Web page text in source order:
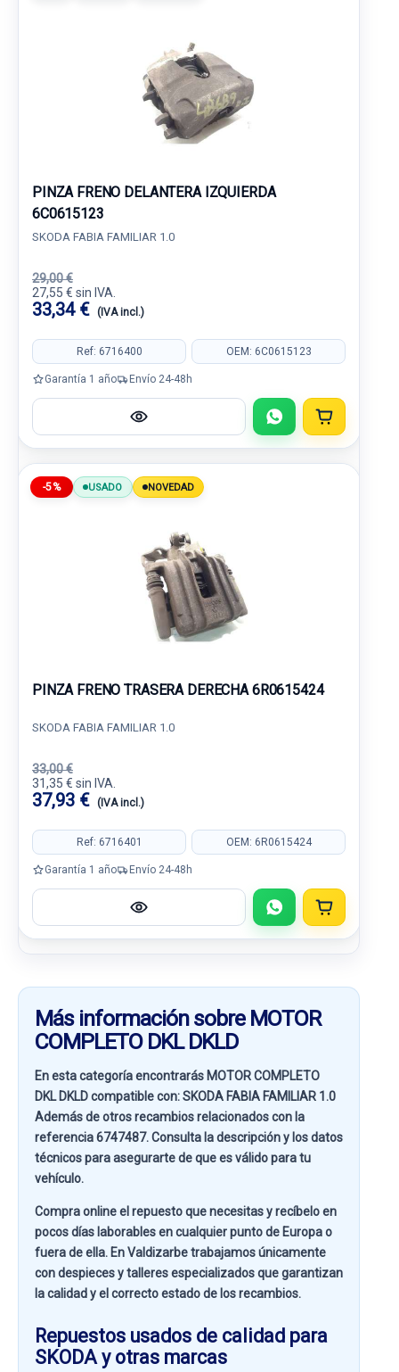
PINZA FRENO DELANTERA IZQUIERDA
6C0615123
SKODA FABIA FAMILIAR 1.0
29,00 €
27,55 € sin IVA.
33,34 € (IVA incl.)
Ref: 6716400 OEM: 6C0615123
Garantía 1 año Envío 24-48h
-5% USADO NOVEDAD
PINZA FRENO TRASERA DERECHA 6R0615424
SKODA FABIA FAMILIAR 1.0
33,00 €
31,35 € sin IVA.
37,93 € (IVA incl.)
Ref: 6716401 OEM: 6R0615424
Garantía 1 año Envío 24-48h
Más información sobre MOTOR
COMPLETO DKL DKLD
En esta categoría encontrarás MOTOR COMPLETO
DKL DKLD compatible con:SKODA FABIA FAMILIAR 1.0
Además de otros recambios relacionados con la
referencia6747487. Consulta la descripción y los datos
técnicos para asegurarte de que es válido para tu
vehículo.
Compra online el repuesto que necesitas y recíbelo en
pocos días laborables en cualquier punto de Europa o
fuera de ella. EnValdizarbetrabajamos únicamente
con despieces y talleres especializados que garantizan
la calidad y el correcto estado de los recambios.
Repuestos usados de calidad para
SKODA y otras marcas